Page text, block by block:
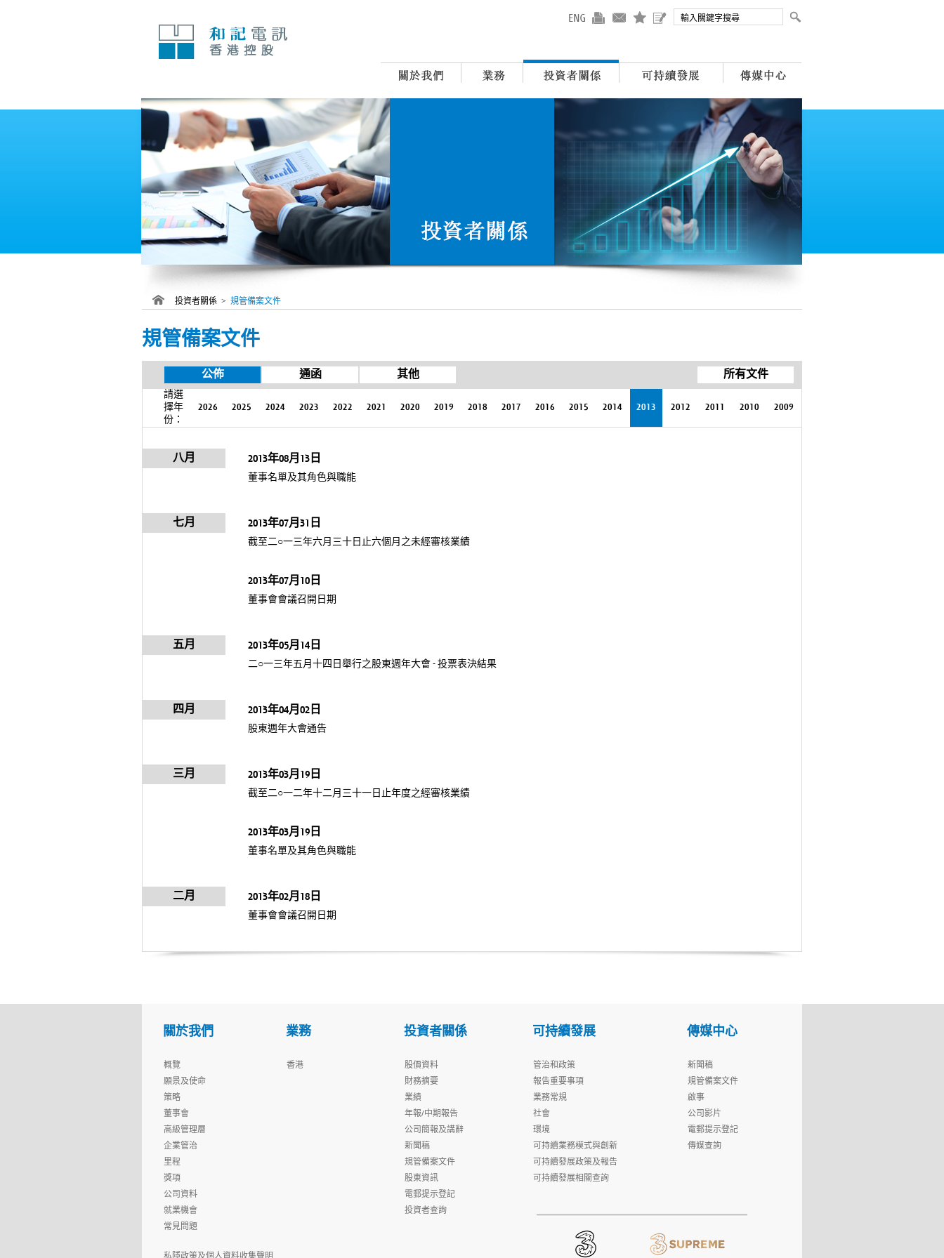
投資者關係 > 規管備案文件
規管備案文件
公佈 通函 其他 所有文件
請選
擇年
份：
2026 2025 2024 2023 2022 2021 2020 2019 2018 2017 2016 2015 2014 2013 2012 2011 2010 2009
八月 2013年08月13日
董事名單及其角色與職能
七月 2013年07月31日
截至二○一三年六月三十日止六個月之未經審核業績
2013年07月10日
董事會會議召開日期
五月 2013年05月14日
二○一三年五月十四日舉行之股東週年大會 - 投票表決結果
四月 2013年04月02日
股東週年大會通告
三月 2013年03月19日
截至二○一二年十二月三十一日止年度之經審核業績
2013年03月19日
董事名單及其角色與職能
二月 2013年02月18日
董事會會議召開日期
關於我們
概覽
願景及使命
策略
董事會
高級管理層
企業管治
里程
獎項
公司資料
就業機會
常見問題
業務
香港
投資者關係
股價資料
財務摘要
業績
年報/中期報告
公司簡報及講辭
新聞稿
規管備案文件
股東資訊
電郵提示登記
投資者查詢
可持續發展
管治和政策
報告重要事項
業務常規
社會
環境
可持續業務模式與創新
可持續發展政策及報告
可持續發展相關查詢
傳媒中心
新聞稿
規管備案文件
啟事
公司影片
電郵提示登記
傳媒查詢
私隱政策及個人資料收集聲明